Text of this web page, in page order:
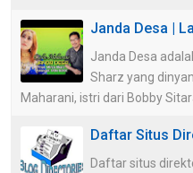
Janda Desa |
Janda Desa
Sharz yang
Maharani, istri dari Bobby
Daftar Situs
Daftar situs